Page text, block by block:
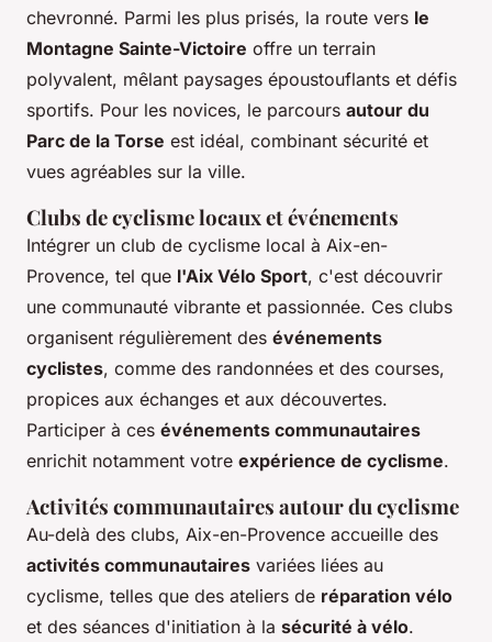
chevronné. Parmi les plus prisés, la route vers le
Montagne Sainte-Victoire offre un terrain
polyvalent, mêlant paysages époustouflants et défis
sportifs. Pour les novices, le parcours autour du
Parc de la Torse est idéal, combinant sécurité et
vues agréables sur la ville.
Clubs de cyclisme locaux et événements
Intégrer un club de cyclisme local à Aix-en-
Provence, tel que l'Aix Vélo Sport, c'est découvrir
une communauté vibrante et passionnée. Ces clubs
organisent régulièrement des événements
cyclistes, comme des randonnées et des courses,
propices aux échanges et aux découvertes.
Participer à ces événements communautaires
enrichit notamment votre expérience de cyclisme.
Activités communautaires autour du cyclisme
Au-delà des clubs, Aix-en-Provence accueille des
activités communautaires variées liées au
cyclisme, telles que des ateliers de réparation vélo
et des séances d'initiation à la sécurité à vélo.